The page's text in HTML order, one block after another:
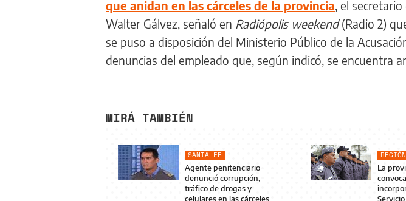
que anidan en las cárceles de la provincia , el
Walter Gálvez, señaló en Radiópolis weekend(Radio 2)
se puso a disposición del Ministerio Público de la
denuncias del empleado que, según indicó, se encuentra
MIRÁ TAMBIÉN
SANTA FE
Agente penitenciario
denunció corrupción,
tráfico de drogas y
celulares en las cárceles
REGIÓN
La